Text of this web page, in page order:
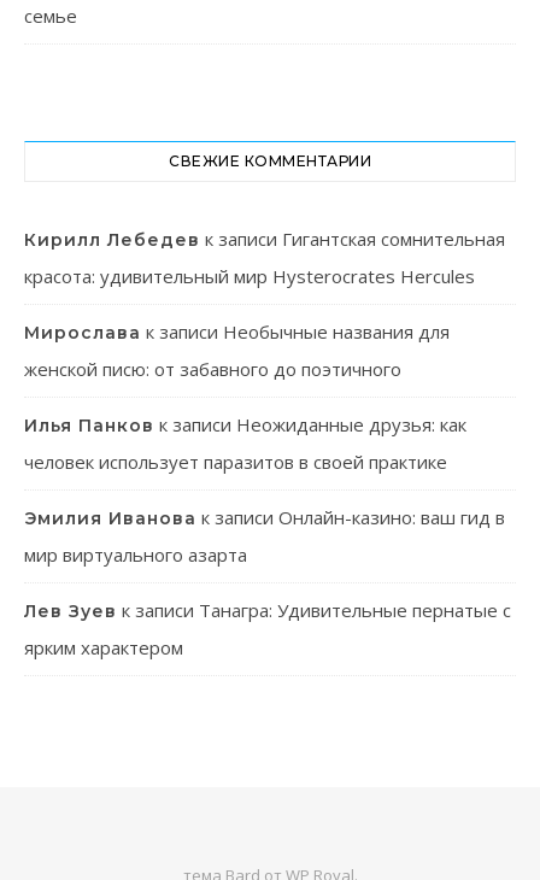
семье
СВЕЖИЕ КОММЕНТАРИИ
Кирилл Лебедев к записи Гигантская сомнительная
красота: удивительный мир Hysterocrates Hercules
Мирослава к записи Необычные названия для
женской писю: от забавного до поэтичного
Илья Панков к записи Неожиданные друзья: как
человек использует паразитов в своей практике
Эмилия Иванова к записи Онлайн-казино: ваш гид в
мир виртуального азарта
Лев Зуев к записи Танагра: Удивительные пернатые с
ярким характером
тема Bard от WP Royal.